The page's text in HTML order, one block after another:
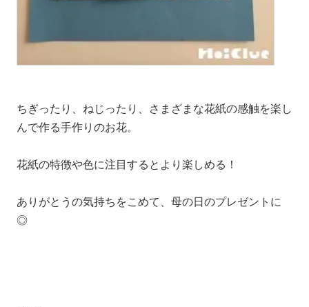
ちぎったり、ねじったり、さまざまな花紙の感触を楽し
んで作る手作りのお花。
花紙の特徴や色に注目するとより楽しめる！
ありがとうの気持ちをこめて、母の日のプレゼントに
◎